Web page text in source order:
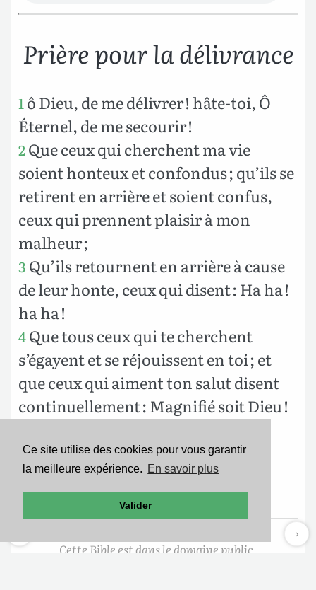
Ce site utilise des cookies pour vous garantir
la meilleure expérience. En savoir plus
Valider
Prière pour la délivrance
1 ô Dieu, de me délivrer ! hâte-toi, Ô
Éternel, de me secourir !
2Que ceux qui cherchent ma vie
soient honteux et confondus ; qu’ils se
retirent en arrière et soient confus,
ceux qui prennent plaisir à mon
malheur ;
3 Qu’ils retournent en arrière à cause
de leur honte, ceux qui disent : Ha ha !
ha ha !
4Que tous ceux qui te cherchent
s’égayent et se réjouissent en toi ; et
que ceux qui aiment ton salut disent
continuellement : Magnifié soit Dieu !
Dieu, hâte-toi vers moi ! Tu es mon
secours et celui qui me délivre ;
Éternel, ne tarde pas !
Cette Bible est dans le domaine public.